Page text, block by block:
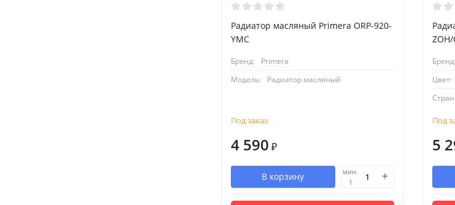
Радиатор масляный Primera ORP-920-
YMC
Бренд:
Primera
Модель:
Радиатор масляный
Под заказ
4 590 ₽
В корзину
мин.
1
Бренд:
Цвет:
Под
5